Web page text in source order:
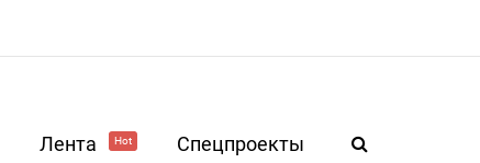
Лента Hot Спецпроекты